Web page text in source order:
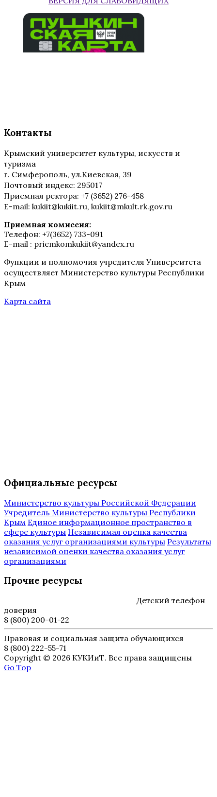
Контакты
Крымский университет культуры, искусств и
туризма
г. Симферополь, ул.Киевская, 39
Почтовый индекс: 295017
Приемная ректора: +7 (3652) 276-458
E-mail: kukiit@kukiit.ru, kukiit@mkult.rk.gov.ru
Приемная комиссия:
Телефон: +7(3652) 733-091
E-mail : priemkomkukiit@yandex.ru
Функции и полномочия учредителя Университета
осуществляет Министерство культуры Республики
Крым
Карта сайта
Официальные ресурсы
Министерство культуры Российской Федерации
Учредитель Министерство культуры Республики
Крым Единое информационное пространство в
сфере культуры Независимая оценка качества
оказания услуг организациями культуры Результаты
независимой оценки качества оказания услуг
организациями
Прочие ресурсы
Детский телефон
доверия
8 (800) 200-01-22
Правовая и социальная защита обучающихся
8 (800) 222-55-71
Copyright © 2026 КУКИиТ. Все права защищены
Go Top